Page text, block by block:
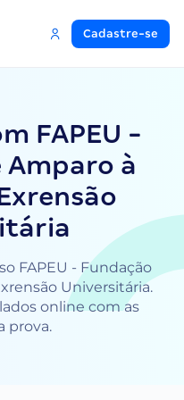
Cadastre-se
FAPEU -
Amparo à
FAPEU - Fundação
Universitária.
online com as
prova.